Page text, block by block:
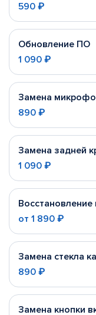
590 ₽
Обновление ПО
1 090 ₽
Замена
890 ₽
Замена задней
1 090 ₽
Восстановление
от 1 890 ₽
Замена стекла
890 ₽
Замена кнопки